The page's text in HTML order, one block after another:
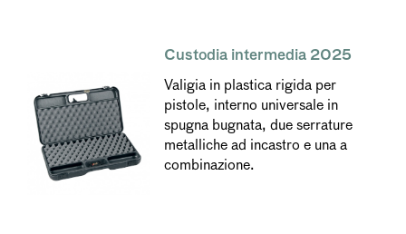
Custodia intermedia 2025
Valigia in plastica rigida per
pistole, interno universale in
spugna bugnata, due serrature
metalliche ad incastro e una a
combinazione.